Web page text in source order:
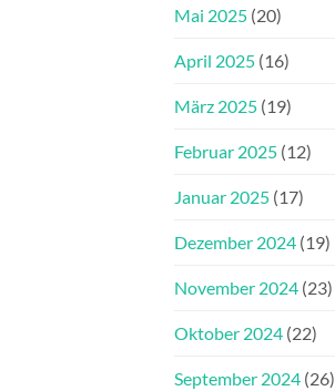
Mai 2025 (20)
April 2025 (16)
März 2025 (19)
Februar 2025 (12)
Januar 2025 (17)
Dezember 2024 (19)
November 2024 (23)
Oktober 2024 (22)
September 2024 (26)